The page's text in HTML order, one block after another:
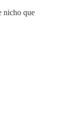
nicho que